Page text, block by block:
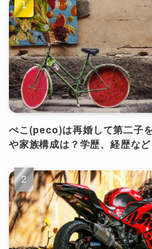
ぺこ(peco)は再婚して第二子
や家族構成は？学歴、経歴など